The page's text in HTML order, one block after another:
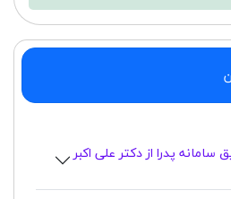
پدرا از دکتر علی اکبر